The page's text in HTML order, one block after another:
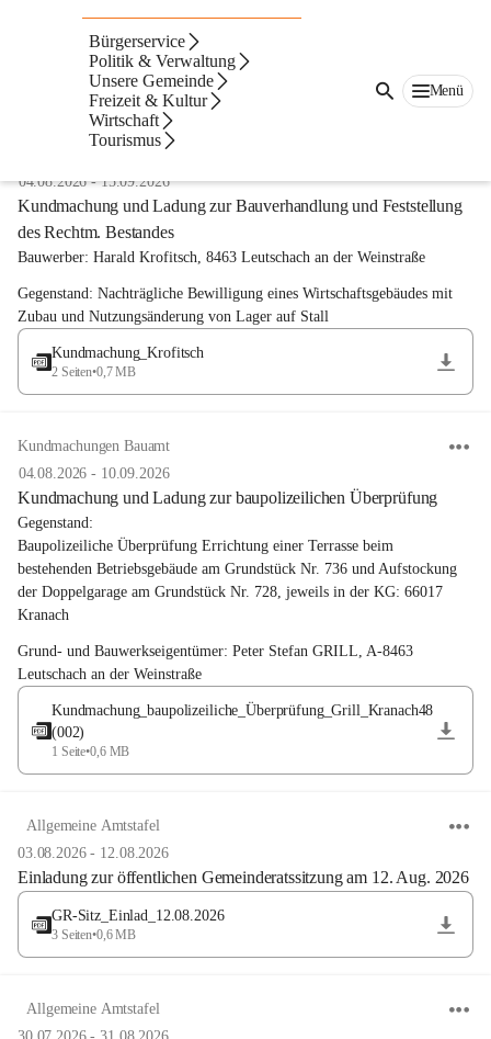
Bürgerservice
Politik & Verwaltung
Unsere Gemeinde
Freizeit & Kultur
Wirtschaft
Tourismus
Menü
Anzeigeart
Neueste zuerst
Kundmachungen Bauamt
04.08.2026-15.09.2026
Kundmachung und Ladung zur Bauverhandlung und Feststellung
des Rechtm. Bestandes
Bauwerber: Harald Krofitsch, 8463 Leutschach an der Weinstraße
Gegenstand: Nachträgliche Bewilligung eines Wirtschaftsgebäudes mit
Zubau und Nutzungsänderung von Lager auf Stall
Kundmachung_Krofitsch
2 Seiten•0,7 MB
Kundmachungen Bauamt
04.08.2026 - 10.09.2026
Kundmachung und Ladung zur baupolizeilichen Überprüfung
Gegenstand:
Baupolizeiliche Überprüfung Errichtung einer Terrasse beim
bestehenden Betriebsgebäude am Grundstück Nr. 736 und Aufstockung
der Doppelgarage am Grundstück Nr. 728, jeweils in der KG: 66017
Kranach
Grund- und Bauwerkseigentümer: Peter Stefan GRILL, A-8463
Leutschach an der Weinstraße
Kundmachung_baupolizeiliche_Überprüfung_Grill_Kranach48
(002)
1 Seite•0,6 MB
Allgemeine Amtstafel
03.08.2026- 12.08.2026
Einladung zur öffentlichen Gemeinderatssitzung am 12. Aug. 2026
GR-Sitz_Einlad_12.08.2026
3 Seiten•0,6 MB
Allgemeine Amtstafel